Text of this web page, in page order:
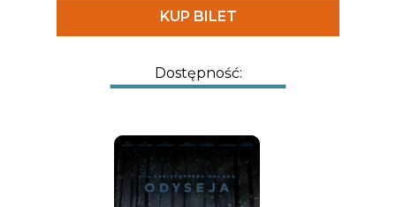
KUP BILET
Dostępność: